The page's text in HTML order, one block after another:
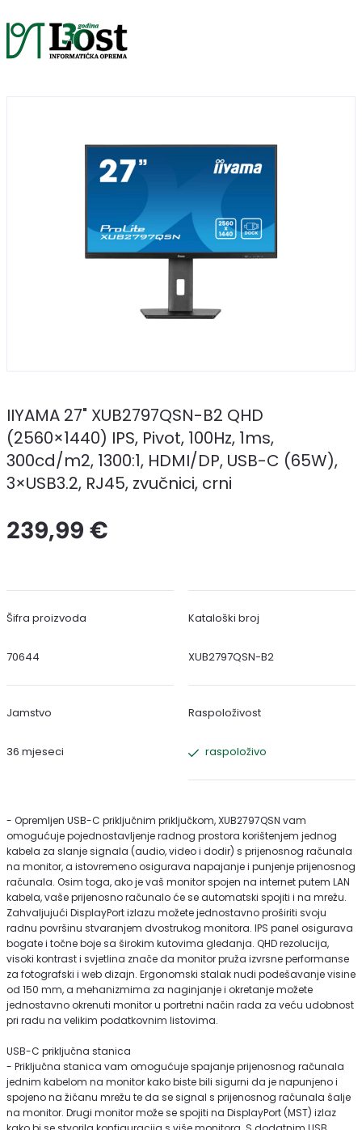
IIYAMA 27" XUB2797QSN-B2 QHD
(2560×1440) IPS, Pivot, 100Hz, 1ms,
300cd/m2, 1300:1, HDMI/DP, USB-C (65W),
3×USB3.2, RJ45, zvučnici, crni
239,99 €
Šifra proizvoda
70644
Kataloški broj
XUB2797QSN-B2
Jamstvo
36 mjeseci
Raspoloživost
raspoloživo
- Opremljen USB-C priključnim priključkom, XUB2797QSN vam
omogućuje pojednostavljenje radnog prostora korištenjem jednog
kabela za slanje signala (audio, video i dodir) s prijenosnog računala
na monitor, a istovremeno osigurava napajanje i punjenje prijenosnog
računala. Osim toga, ako je vaš monitor spojen na internet putem LAN
kabela, vaše prijenosno računalo će se automatski spojiti i na mrežu.
Zahvaljujući DisplayPort izlazu možete jednostavno proširiti svoju
radnu površinu stvaranjem dvostrukog monitora. IPS panel osigurava
bogate i točne boje sa širokim kutovima gledanja. QHD rezolucija,
visoki kontrast i svjetlina znače da monitor pruža izvrsne performanse
za fotografski i web dizajn. Ergonomski stalak nudi podešavanje visine
od 150 mm, a mehanizmima za naginjanje i okretanje možete
jednostavno okrenuti monitor u portretni način rada za veću udobnost
pri radu na velikim podatkovnim listovima.
USB-C priključna stanica
- Priključna stanica vam omogućuje spajanje prijenosnog računala
jednim kabelom na monitor kako biste bili sigurni da je napunjeno i
spojeno na žičanu mrežu te da se signal s prijenosnog računala šalje
na monitor. Drugi monitor može se spojiti na DisplayPort (MST) izlaz